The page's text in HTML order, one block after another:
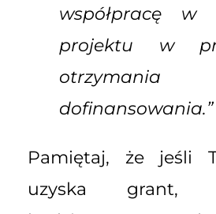
współpracę w
projektu w
otrzymania
dofinansowania.”
Pamiętaj, że jeśli
uzyska grant,